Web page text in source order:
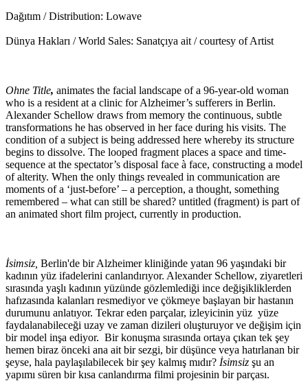
Dağıtım / Distribution: Lowave
Dünya Hakları / World Sales: Sanatçıya ait / courtesy of Artist
Ohne Title, animates the facial landscape of a 96-year-old woman
who is a resident at a clinic for Alzheimer’s sufferers in Berlin.
Alexander Schellow draws from memory the continuous, subtle
transformations he has observed in her face during his visits. The
condition of a subject is being addressed here whereby its structure
begins to dissolve. The looped fragment places a space and time-
sequence at the spectator’s disposal face à face, constructing a model
of alterity. When the only things revealed in communication are
moments of a ‘just-before’ – a perception, a thought, something
remembered – what can still be shared? untitled (fragment) is part of
an animated short film project, currently in production.
İsimsiz, Berlin'de bir Alzheimer kliniğinde yatan 96 yaşındaki bir
kadının yüz ifadelerini canlandırıyor. Alexander Schellow, ziyaretleri
sırasında yaşlı kadının yüzünde gözlemlediği ince değişikliklerden
hafızasında kalanları resmediyor ve çökmeye başlayan bir hastanın
durumunu anlatıyor. Tekrar eden parçalar, izleyicinin yüz yüze
faydalanabileceği uzay ve zaman dizileri oluşturuyor ve değişim için
bir model inşa ediyor. Bir konuşma sırasında ortaya çıkan tek şey
hemen biraz önceki ana ait bir sezgi, bir düşünce veya hatırlanan bir
şeyse, hala paylaşılabilecek bir şey kalmış mıdır? İsimsiz şu an
yapımı süren bir kısa canlandırma filmi projesinin bir parçası.